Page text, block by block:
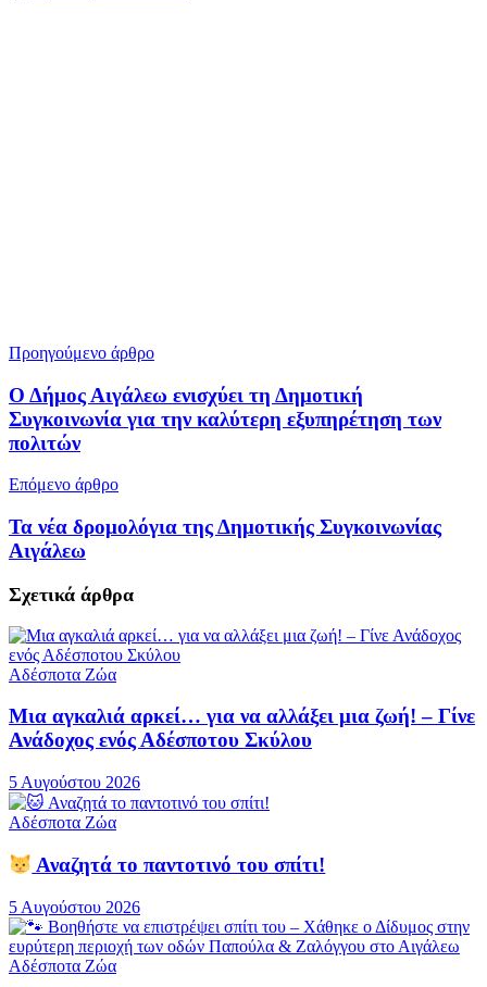
Προηγούμενο άρθρο
Ο Δήμος Αιγάλεω ενισχύει τη Δημοτική
Συγκοινωνία για την καλύτερη εξυπηρέτηση των
πολιτών
Επόμενο άρθρο
Τα νέα δρομολόγια της Δημοτικής Συγκοινωνίας
Αιγάλεω
Σχετικά άρθρα
Αδέσποτα Ζώα
Μια αγκαλιά αρκεί… για να αλλάξει μια ζωή! – Γίνε
Ανάδοχος ενός Αδέσποτου Σκύλου
5 Αυγούστου 2026
Αδέσποτα Ζώα
Αναζητά το παντοτινό του σπίτι!
5 Αυγούστου 2026
Αδέσποτα Ζώα